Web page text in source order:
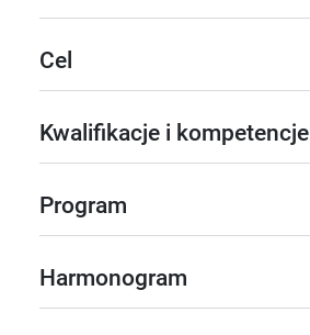
Cel
Kwalifikacje i kompetencje
Program
Harmonogram